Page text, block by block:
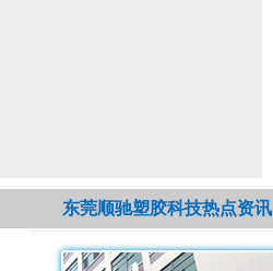
东莞顺驰塑胶科技热点资讯